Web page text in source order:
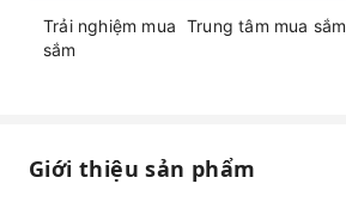
Trải nghiệm mua
sắm
Trung tâm mua sắm
Giới thiệu sản phẩm